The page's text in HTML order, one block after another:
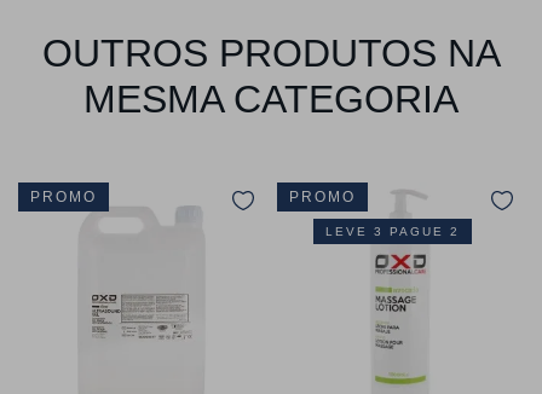
OUTROS PRODUTOS NA
MESMA CATEGORIA
PROMO
LEVE 3 PAGUE 2
PROMO